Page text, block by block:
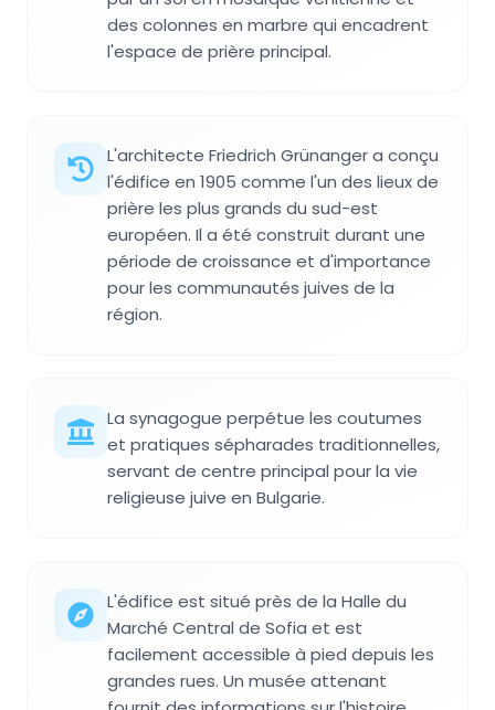
des colonnes en marbre qui encadrent
l'espace de prière principal.
L'architecte Friedrich Grünanger a conçu
l'édifice en 1905 comme l'un des lieux de
prière les plus grands du sud-est
européen. Il a été construit durant une
période de croissance et d'importance
pour les communautés juives de la
région.
La synagogue perpétue les coutumes
et pratiques sépharades traditionnelles,
servant de centre principal pour la vie
religieuse juive en Bulgarie.
L'édifice est situé près de la Halle du
Marché Central de Sofia et est
facilement accessible à pied depuis les
grandes rues. Un musée attenant